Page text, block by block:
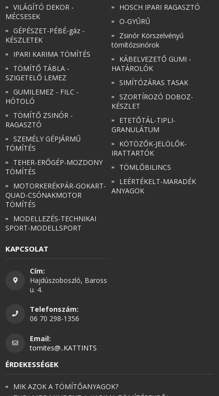
VILÁGÍTÓ DEKOR -
MÉCSESEK
GÉPÉSZET-PÉBÉ-gáz -
KÉSZLETEK
IPARI KARIMA TÖMÍTÉS
TÖMÍTŐ TÁBLA -
SZIGETELŐ LEMEZ
GUMILEMEZ - FILC -
HÓTOLÓ
TÖMÍTŐ ZSINÓR -
RAGASZTÓ
SZEMÉLY GÉPJÁRMŰ
TÖMÍTÉS
TEHER-ERŐGÉP-MOZDONY
TÖMÍTÉS
MOTORKERÉKPÁR-GOKART-
QUAD-CSÓNAKMOTOR
TÖMÍTÉS
MODELLEZÉS-TECHNIKAI
SPORT-MODELLSPORT
HOSCH IPARI RAGASZTÓ
O-GYŰRŰ
Zsinór Körszelvényű
tömítőzsinórok
KÁBELVEZETŐ GUMI -
HATÁROLÓK
SIMÍTÓZÁRAS TASAK
SZORTÍROZÓ DOBOZ-
KÉSZLET
ETETŐTÁL-TIPLI-
GRANULÁTUM
KÖTÖZŐK-JELÖLŐK-
IRATTARTÓK
TÖMLŐBILINCS
LEÉRTÉKELT-MARADÉK
ANYAGOK
KAPCSOLAT
Cím:
Hajdúszoboszló, Baross
u. 4.
Telefonszám:
06 70 298-1356
Email:
tomites@..KATTINTS
ÉRDEKESSÉGEK
MIK AZOK A TÖMÍTŐANYAGOK?